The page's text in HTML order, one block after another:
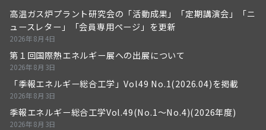
高温ガス炉プラント研究会の「活動成果」「定期講演会」「ニ
ュースレター」「会員専用ページ」を更新
2026年8月4日
第１回国際熱エネルギー展への出展について
2026年8月3日
「季報エネルギー総合工学」Vol49 No.1(2026.04)を掲載
2026年8月3日
季報エネルギー総合工学Vol.49(No.1～No.4)(2026年度)
2026年8月3日